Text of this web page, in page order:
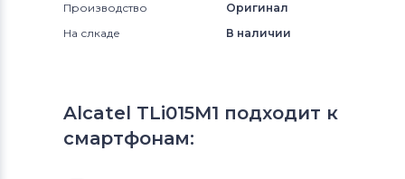
Производство
Оригинал
На слкаде
В наличии
Alcatel TLi015M1 подходит к
смартфонам: